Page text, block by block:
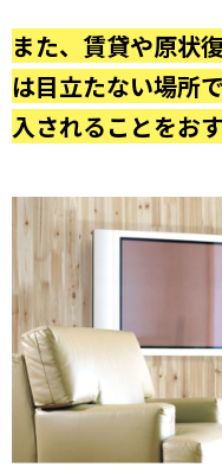
また、賃貸や原状
は目立たない場所
入されることをお